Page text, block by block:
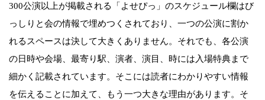
300公演以上が掲載される「よせぴっ」のスケジュール欄はび
っしりと会の情報で埋めつくされており、一つの公演に割か
れるスペースは決して大きくありません。それでも、各公演
の日時や会場、最寄り駅、演者、演目、時には入場特典まで
細かく記載されています。そこには読者にわかりやすい情報
を伝えることに加えて、もう一つ大きな理由があります。そ